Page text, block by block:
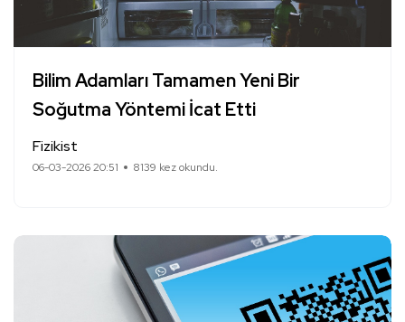
Bilim Adamları Tamamen Yeni Bir
Soğutma Yöntemi İcat Etti
Fizikist
06-03-2026 20:51 8139 kez okundu.